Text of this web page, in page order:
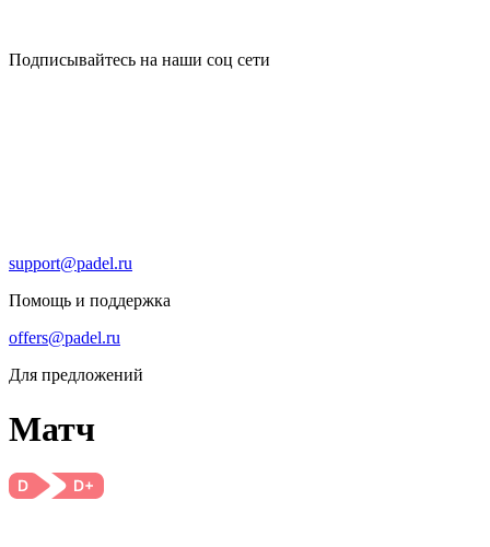
Подписывайтесь на наши соц сети
support@padel.ru
Помощь и поддержка
offers@padel.ru
Для предложений
Матч